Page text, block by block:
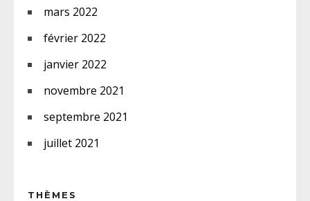
mars 2022
février 2022
janvier 2022
novembre 2021
septembre 2021
juillet 2021
THÈMES